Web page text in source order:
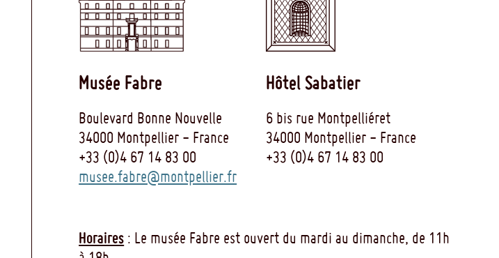
Musée Fabre
Boulevard Bonne Nouvelle
34000 Montpellier - France
+33 (0)4 67 14 83 00
musee.fabre@montpellier.fr
Hôtel Sabatier
6 bis rue Montpelliéret
34000 Montpellier - France
+33 (0)4 67 14 83 00
Horaires : Le musée Fabre est ouvert du mardi au dimanche, de 11h